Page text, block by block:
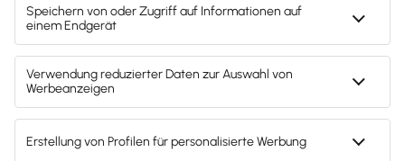
Angebotspreise zu berechnen. So gehst du vor:
Nimm direine oder mehrere
Preiskalkulationenzur Hand.
Erfassenach der Abwicklung eines Auftrags
oder der Fertigung eines Produkts alle